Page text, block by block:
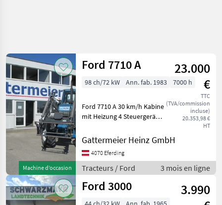
Machine d’occasion
Ford 7710 A
23.000
€
TTC
(TVA/commission
incluse)
20.353,98 €
HT
98 ch/72 kW Ann. fab. 1983 7000 h
Ford 7710 A 30 km/h Kabine
mit Heizung 4 Steuergeräte
Zwischenachssteuergerät 1
+ 2 Leiter Druckluftanlage
Frontlader Stoll Robust F
10 o
Gattermeier Heinz GmbH
4070 Eferding
Tracteurs / Ford 3 mois en ligne
Ford 3000
3.990